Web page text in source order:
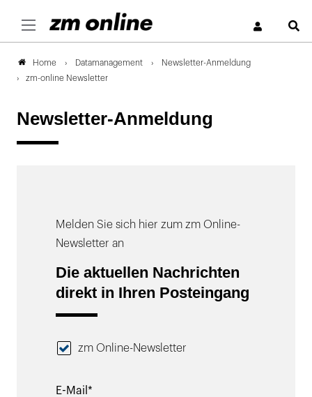
Home Datamanagement
Newsletter-Anmeldung
zm-online Newsletter
Newsletter-Anmeldung
Melden Sie sich hier zum zm Online-
Newsletter an
Die aktuellen Nachrichten
direkt in Ihren Posteingang
zm Online-Newsletter
E-Mail*